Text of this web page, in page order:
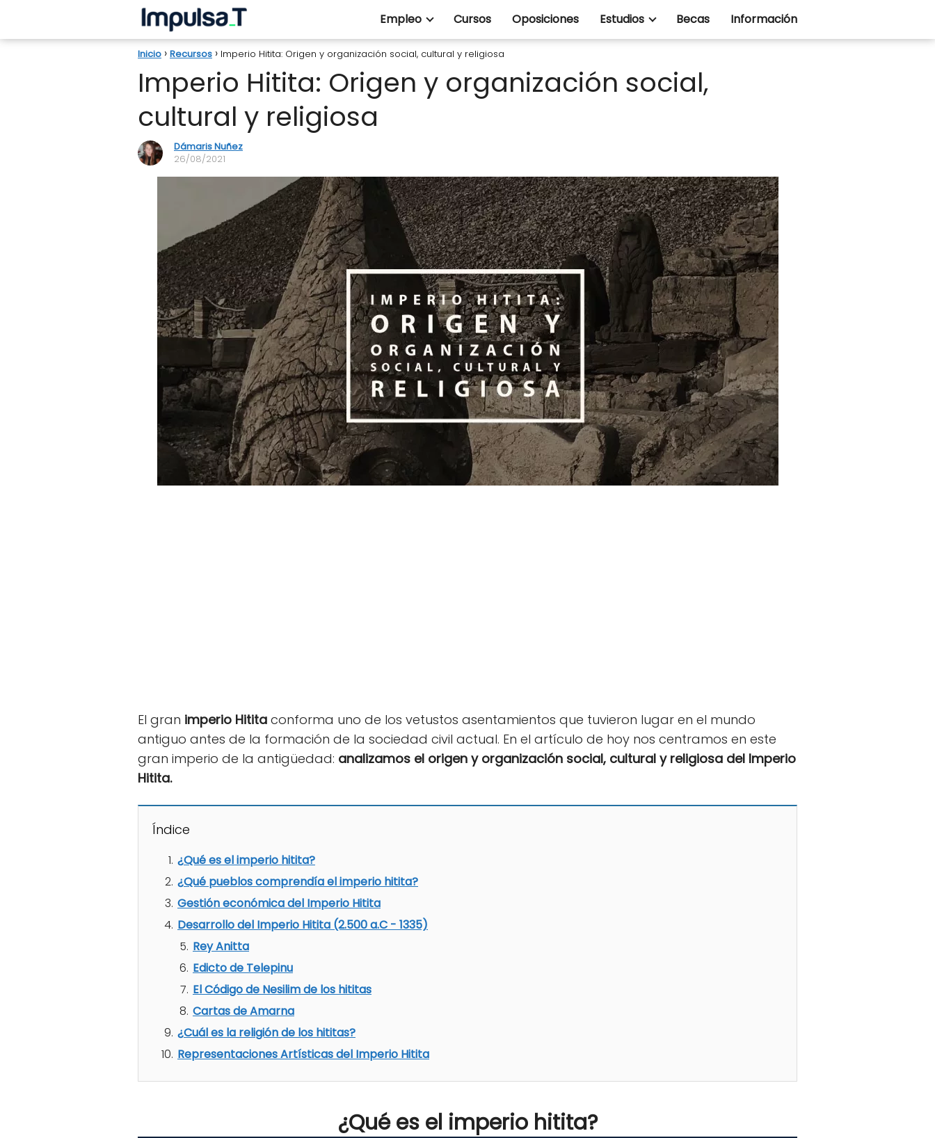
Empleo Cursos Oposiciones Estudios Becas Información
Inicio Recursos Imperio Hitita: Origen y organización social, cultural y religiosa
Imperio Hitita: Origen y organización social,
cultural y religiosa
Dámaris Nuñez
26/08/2021
El gran imperio Hitita conforma uno de los vetustos asentamientos que tuvieron lugar en el mundo
antiguo antes de la formación de la sociedad civil actual. En el artículo de hoy nos centramos en este
gran imperio de la antigüedad: analizamos el origen y organización social, cultural y religiosa del Imperio
Hitita.
Índice
¿Qué es el imperio hitita?
¿Qué pueblos comprendía el imperio hitita?
Gestión económica del Imperio Hitita
Desarrollo del Imperio Hitita (2.500 a.C - 1335)
Rey Anitta
Edicto de Telepinu
El Código de Nesilim de los hititas
Cartas de Amarna
¿Cuál es la religión de los hititas?
Representaciones Artísticas del Imperio Hitita
¿Qué es el imperio hitita?